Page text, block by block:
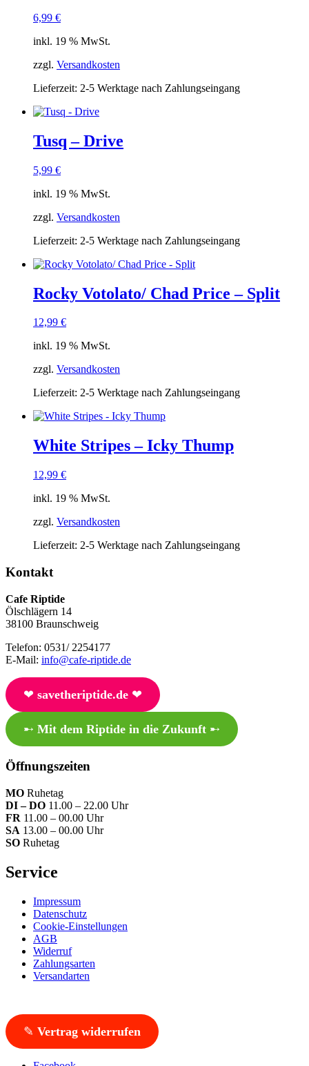
6,99 €
inkl. 19 % MwSt.
zzgl. Versandkosten
Lieferzeit: 2-5 Werktage nach Zahlungseingang
Tusq – Drive
5,99 €
inkl. 19 % MwSt.
zzgl. Versandkosten
Lieferzeit: 2-5 Werktage nach Zahlungseingang
Rocky Votolato/ Chad Price – Split
12,99 €
inkl. 19 % MwSt.
zzgl. Versandkosten
Lieferzeit: 2-5 Werktage nach Zahlungseingang
White Stripes – Icky Thump
12,99 €
inkl. 19 % MwSt.
zzgl. Versandkosten
Lieferzeit: 2-5 Werktage nach Zahlungseingang
Kontakt
Cafe Riptide
Ölschlägern 14
38100 Braunschweig
Telefon: 0531/ 2254177
E-Mail: info@cafe-riptide.de
❤︎ savetheriptide.de❤︎
➸ Mit dem Riptide in die Zukunft➸
Öffnungszeiten
MO Ruhetag
DI – DO 11.00 – 22.00 Uhr
FR 11.00 – 00.00 Uhr
SA 13.00 – 00.00 Uhr
SO Ruhetag
Service
Impressum
Datenschutz
Cookie-Einstellungen
AGB
Widerruf
Zahlungsarten
Versandarten
✎ Vertrag widerrufen